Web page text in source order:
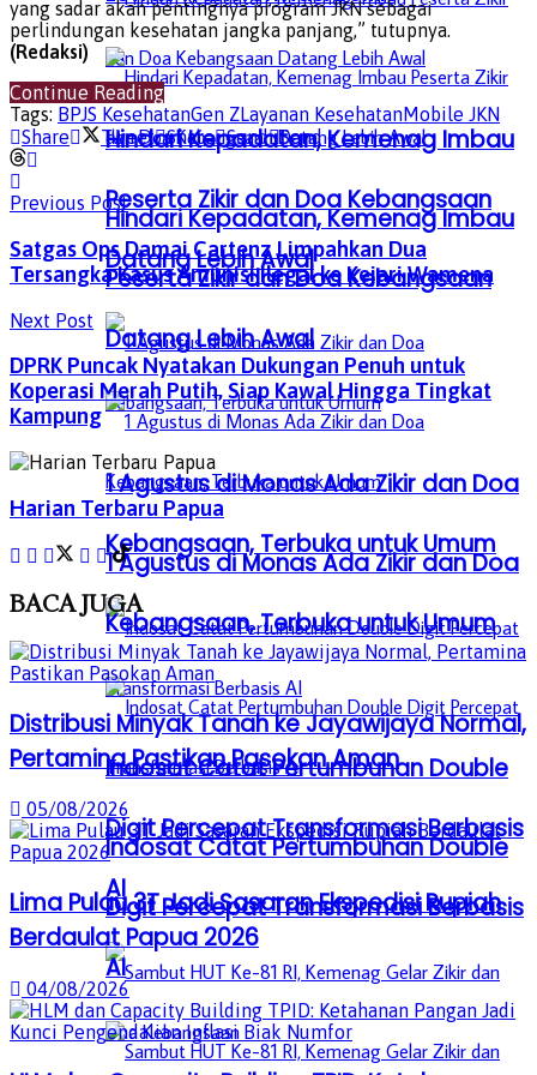
Hindari Kepadatan, Kemenag Imbau
Peserta Zikir dan Doa Kebangsaan
Datang Lebih Awal
1 Agustus di Monas Ada Zikir dan Doa
Kebangsaan, Terbuka untuk Umum
Indosat Catat Pertumbuhan Double
Digit Percepat Transformasi Berbasis
AI
Hindari Kepadatan, Kemenag Imbau
Peserta Zikir dan Doa Kebangsaan
Datang Lebih Awal
1 Agustus di Monas Ada Zikir dan Doa
Kebangsaan, Terbuka untuk Umum
Indosat Catat Pertumbuhan Double
Digit Percepat Transformasi Berbasis
AI
yang sadar akan pentingnya program JKN sebagai
perlindungan kesehatan jangka panjang,” tutupnya.
(Redaksi)
Continue Reading
Tags: BPJS KesehatanGen ZLayanan KesehatanMobile JKN
Share
Tweet Share Send Send
Previous Post
Satgas Ops Damai Cartenz Limpahkan Dua
Tersangka Kasus Amunisi Ilegal ke Kejari Wamena
Next Post
DPRK Puncak Nyatakan Dukungan Penuh untuk
Koperasi Merah Putih, Siap Kawal Hingga Tingkat
Kampung
Harian Terbaru Papua
BACAJUGA
Distribusi Minyak Tanah ke Jayawijaya Normal,
Pertamina Pastikan Pasokan Aman
05/08/2026
Lima Pulau 3T Jadi Sasaran Ekspedisi Rupiah
Berdaulat Papua 2026
04/08/2026